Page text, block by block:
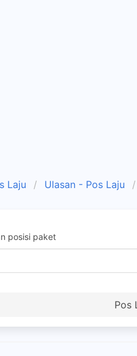
Laju Ulasan - Pos Laju
posisi paket
Pos